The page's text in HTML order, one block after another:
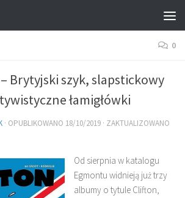
0
Brytyjski szyk, slapstickowy
łamigłówki
· OPUBLIKOWANO 18/10/2019 · ZAKTUALIZOWANO
Od sierpnia w katalogu
Egmontu widnieją już trzy
albumy o tytule Clifton,